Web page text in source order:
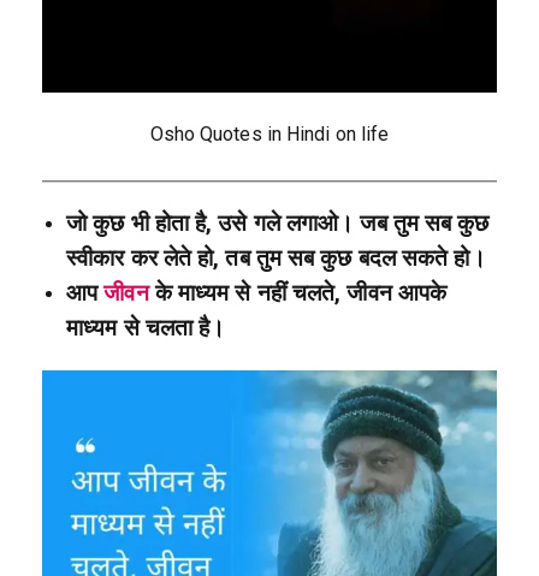
Osho Quotes in Hindi on life
जो कुछ भी होता है, उसे गले लगाओ। जब तुम सब कुछ
स्वीकार कर लेते हो, तब तुम सब कुछ बदल सकते हो।
आपजीवनके माध्यम से नहीं चलते, जीवन आपके
माध्यम से चलता है।